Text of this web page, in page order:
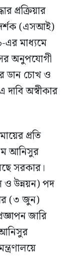
প্রক্রিয়ার
(এসআই)
মাধ্যমে
অনুপযোগী
ডান চোখ ও
অস্বীকার
প্রতি
আনিসুর
সরকার।
ও উন্নয়ন) পদ
(৩ জুন)
জারি
আনিসুর